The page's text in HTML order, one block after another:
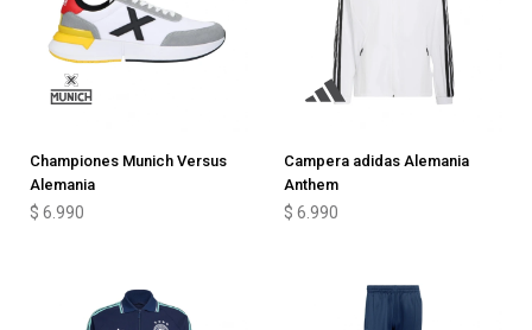
Championes Munich Versus
Alemania
$ 6.990
Campera adidas Alemania
Anthem
$ 6.990